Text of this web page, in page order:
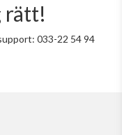
rätt!
033-22 54 94